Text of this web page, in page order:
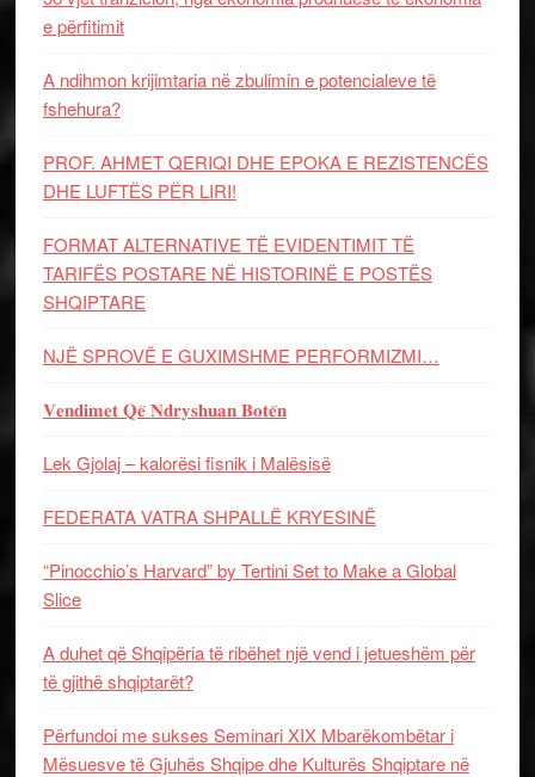
e përfitimit
A ndihmon krijimtaria në zbulimin e potencialeve të
fshehura?
PROF. AHMET QERIQI DHE EPOKA E REZISTENCЁS
DHE LUFTЁS PЁR LIRI!
FORMAT ALTERNATIVE TË EVIDENTIMIT TË
TARIFËS POSTARE NË HISTORINË E POSTËS
SHQIPTARE
NJË SPROVË E GUXIMSHME PERFORMIZMI…
𝐕𝐞𝐧𝐝𝐢𝐦𝐞𝐭 𝐐𝐞̈ 𝐍𝐝𝐫𝐲𝐬𝐡𝐮𝐚𝐧 𝐁𝐨𝐭𝐞̈𝐧
Lek Gjolaj – kalorësi fisnik i Malësisë
FEDERATA VATRA SHPALLË KRYESINË
“Pinocchio’s Harvard” by Tertini Set to Make a Global
Slice
A duhet që Shqipëria të ribëhet një vend i jetueshëm për
të gjithë shqiptarët?
Përfundoi me sukses Seminari XIX Mbarëkombëtar i
Mësuesve të Gjuhës Shqipe dhe Kulturës Shqiptare në